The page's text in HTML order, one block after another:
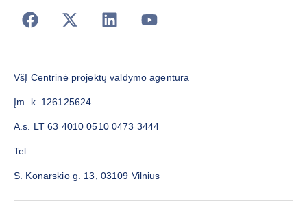
VšĮ Centrinė projektų valdymo agentūra
Įm. k. 126125624
A.s. LT 63 4010 0510 0473 3444
Tel.
S. Konarskio g. 13, 03109 Vilnius